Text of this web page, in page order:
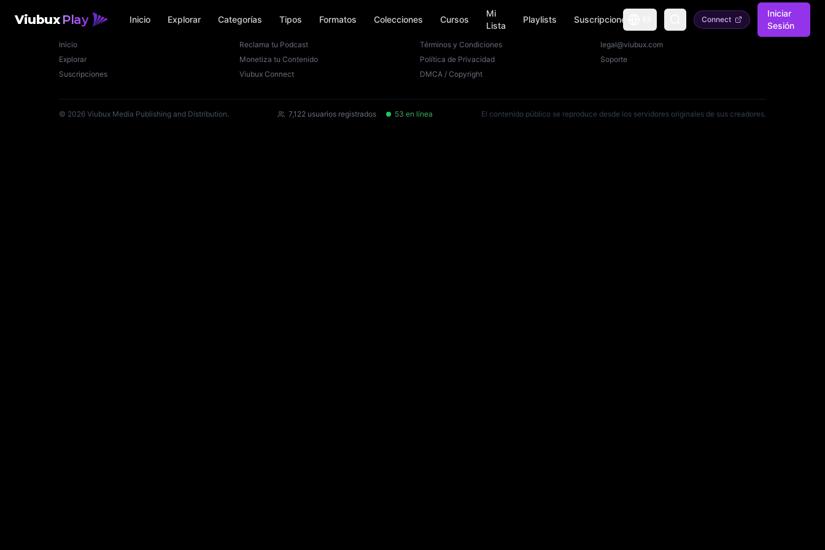
Viubux Play Inicio Explorar Categorías Tipos Formatos Colecciones Cursos
Mi
Lista
Playlists Suscripciones Connect
Iniciar
Sesión
Viubux Play
Inicio
Explorar
Suscripciones
Creadores
Reclama tu Podcast
Monetiza tu Contenido
Viubux Connect
Legal
Términos y Condiciones
Política de Privacidad
DMCA / Copyright
Contacto
legal@viubux.com
Soporte
© 2026 Viubux Media Publishing and Distribution. 7,122 usuarios registrados 53 en línea El contenido público se reproduce desde los servidores originales de sus creadores.